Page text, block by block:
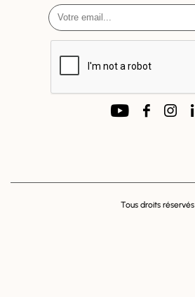
Tous droits réservés